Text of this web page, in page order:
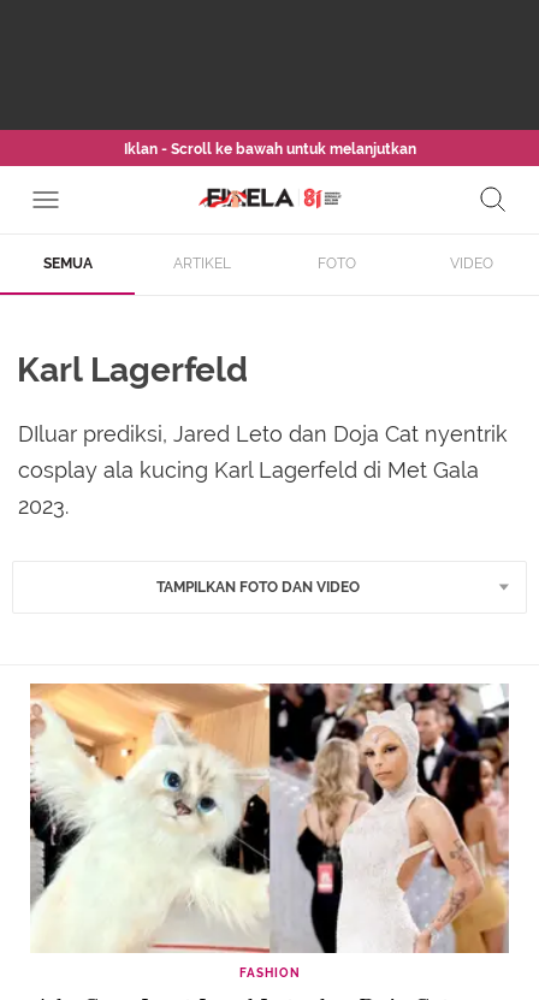
Iklan - Scroll ke bawah untuk melanjutkan
SEMUA ARTIKEL FOTO VIDEO
Karl Lagerfeld
DIluar prediksi, Jared Leto dan Doja Cat nyentrik
cosplay ala kucing Karl Lagerfeld di Met Gala
2023.
TAMPILKAN FOTO DAN VIDEO
FASHION